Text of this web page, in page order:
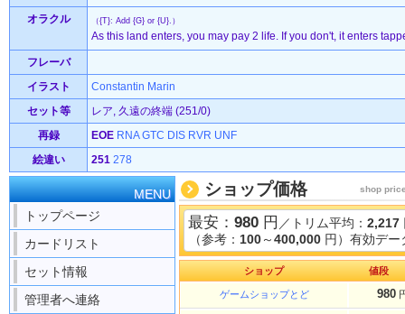
オラクル （{T}: Add {G} or {U}.）
As this land enters, you may pay 2 life. If you don't, it enters
フレーバ
イラスト
Constantin Marin
セット等
レア, 久遠の終端 (251/0)
再録
EOE RNA GTC DIS RVR UNF
絵違い
251 278
MENU
トップページ
カードリスト
セット情報
管理者へ連絡
ショップ価格 shop
最安： 980 円 ／トリム平均： 2,217
（参考： 100～400,000 円）有効デ
ショップ 値段
ゲームショップとど 980